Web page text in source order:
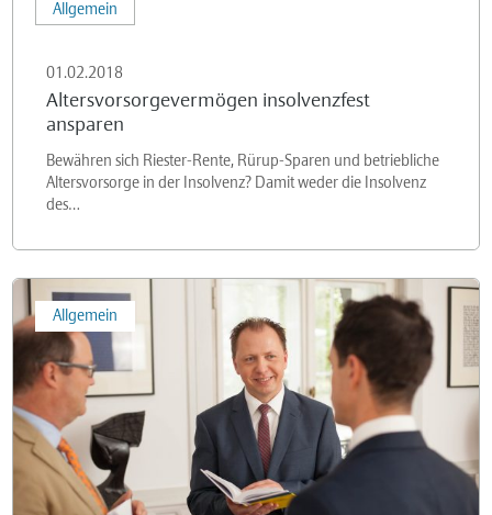
insolvenzfest
Allgemein
01.02.2018
Altersvorsorgevermögen insolvenzfest
ansparen
Bewähren sich Riester-Rente, Rürup-Sparen und betriebliche
Altersvorsorge in der Insolvenz? Damit weder die Insolvenz
des…
Gastvortrag
Sanierungs-
Insolvenzmanagement
Allgemein